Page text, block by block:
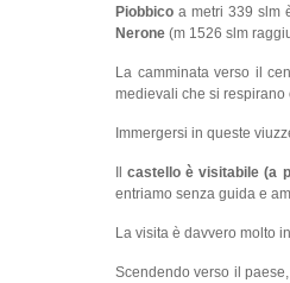
Piobbico a metri 339 slm
Nerone (m 1526 slm
La camminata verso il
medievali che si respirano
Immergersi in queste
Ilcastello è visitabile (a
entriamo senza guida e
La visita è davvero molto
Scendendo verso il